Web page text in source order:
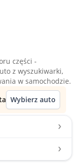
części -
z wyszukiwarki,
w samochodzie.
Wybierz auto